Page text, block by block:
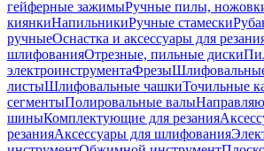
гейферные зажимыРучные пилы,
киянкиНапильникиРучные стамески
ручныеОснастка и аксессуары для
шлифованияОтрезные, пильные диски
электроинструментаФрезы
листыШлифовальные чашкиТочильные
сегментыПолировальные валы
шиныКомплектующие для резания
резанияАксессуары для шлифования